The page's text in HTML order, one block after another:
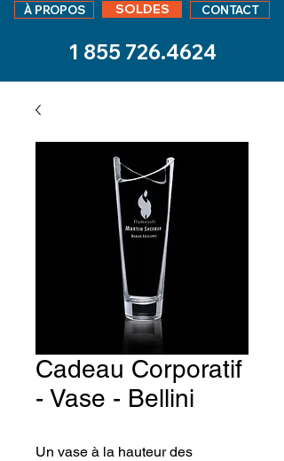
À PROPOS SOLDES CONTACT
1 855 726.4624
Cadeau Corporatif
- Vase - Bellini
Un vase à la hauteur des